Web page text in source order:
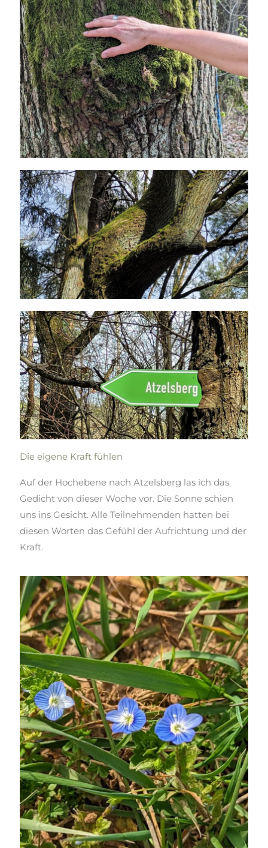
Die eigene Kraft fühlen
Auf der Hochebene nach Atzelsberg las ich das
Gedicht von dieser Woche vor. Die Sonne schien
uns ins Gesicht. Alle Teilnehmenden hatten bei
diesen Worten das Gefühl der Aufrichtung und der
Kraft.